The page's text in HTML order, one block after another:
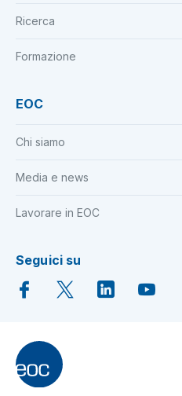
Ricerca
Formazione
EOC
Chi siamo
Media e news
Lavorare in EOC
Seguici su